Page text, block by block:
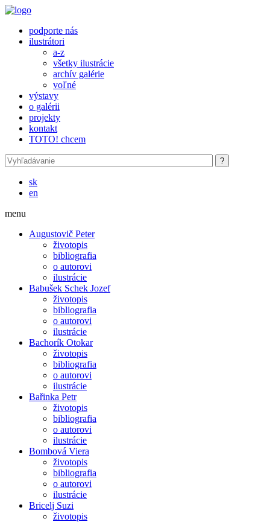
Skočiť na hlavný obsah
podporte nás
ilustrátori
a-z
všetky ilustrácie
archív galérie
voľné
výstavy
o galérii
projekty
kontakt
TOTO! chcem
sk
en
menu
Augustovič Peter
životopis
bibliografia
o autorovi
ilustrácie
Babušek Schek Jozef
životopis
bibliografia
o autorovi
ilustrácie
Bachorík Otokar
životopis
bibliografia
o autorovi
ilustrácie
Bařinka Petr
životopis
bibliografia
o autorovi
ilustrácie
Bombová Viera
životopis
bibliografia
o autorovi
ilustrácie
Bricelj Suzi
životopis